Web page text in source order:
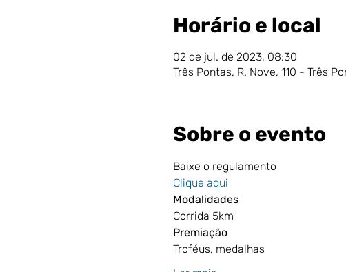
Horário e local
02 de jul. de 2023, 08:30
Três Pontas, R. Nove, 110 - Três
Sobre o evento
Baixe o regulamento
Clique aqui
Modalidades
Corrida 5km
Premiação
Troféus, medalhas